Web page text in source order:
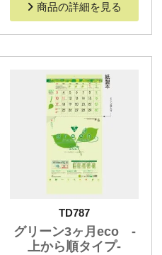
商品の詳細を見る
TD787
グリーン3ヶ月eco -
上から順タイプ-